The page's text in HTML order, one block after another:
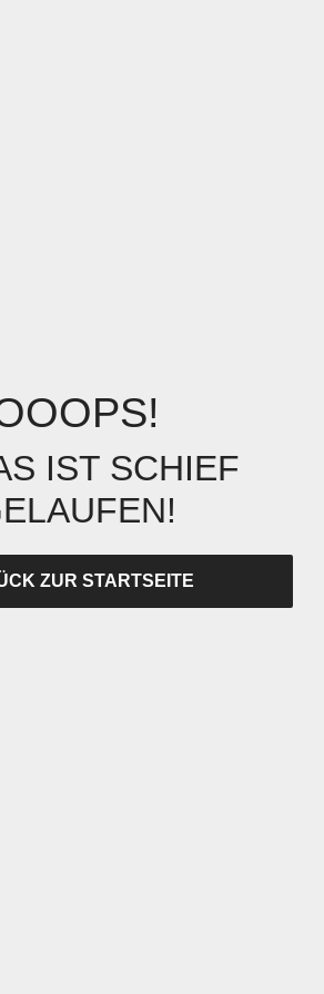
IST SCHIEF
ZUR STARTSEITE